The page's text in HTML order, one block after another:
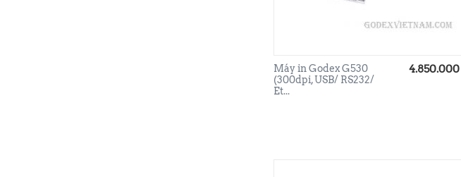
Máy in Godex G530
(300dpi, USB/ RS232/
Et...
4.850.000